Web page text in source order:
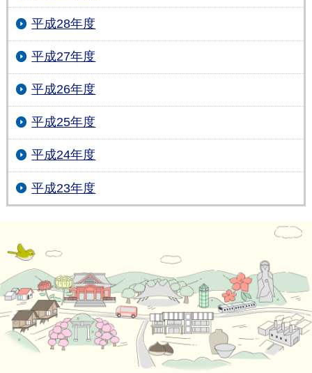
平成28年度
平成27年度
平成26年度
平成25年度
平成24年度
平成23年度